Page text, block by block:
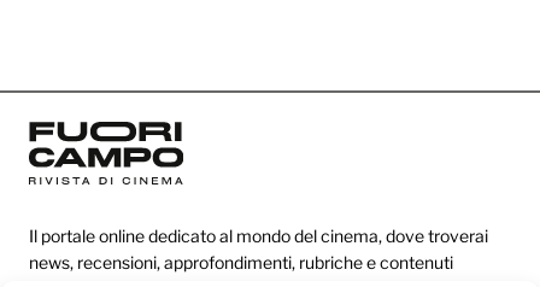
Il portale online dedicato al mondo del cinema, dove troverai
news, recensioni, approfondimenti, rubriche e contenuti